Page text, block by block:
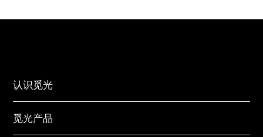
认识觅光
觅光产品